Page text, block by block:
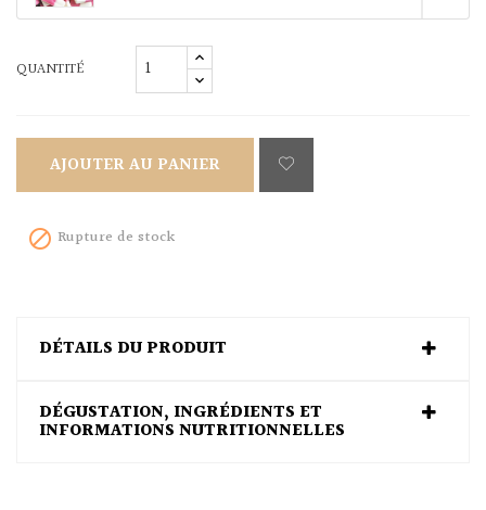
QUANTITÉ
AJOUTER AU PANIER
 Rupture de stock
DÉTAILS DU PRODUIT
DÉGUSTATION, INGRÉDIENTS ET
INFORMATIONS NUTRITIONNELLES